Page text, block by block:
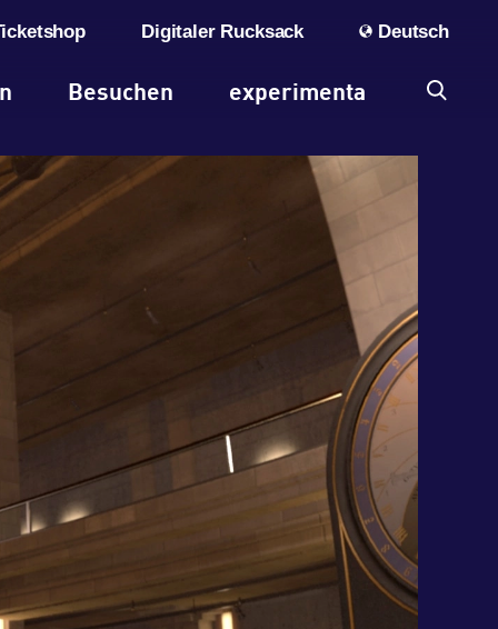
Digitaler Rucksack Deutsch
Besuchen experimenta